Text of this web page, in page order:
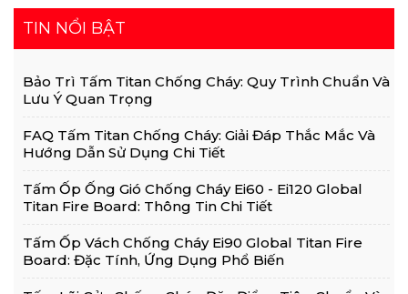
TIN NỔI BẬT
Bảo Trì Tấm Titan Chống Cháy: Quy Trình Chuẩn Và
Lưu Ý Quan Trọng
FAQ Tấm Titan Chống Cháy: Giải Đáp Thắc Mắc Và
Hướng Dẫn Sử Dụng Chi Tiết
Tấm Ốp Ống Gió Chống Cháy Ei60 - Ei120 Global
Titan Fire Board: Thông Tin Chi Tiết
Tấm Ốp Vách Chống Cháy Ei90 Global Titan Fire
Board: Đặc Tính, Ứng Dụng Phổ Biến